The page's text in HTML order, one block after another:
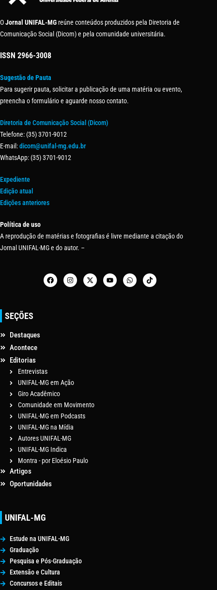
OJornal UNIFAL-MG reúne conteúdos produzidos pela Diretoria de
Comunicação Social (Dicom) e pela comunidade universitária.
ISSN 2966-3008
Sugestão de Pauta
Para sugerir pauta, solicitar a publicação de uma matéria ou evento,
preencha o formulário e aguarde nosso contato.
Diretoria de Comunicação Social (Dicom)
Telefone: (35) 3701-9012
E-mail:dicom@unifal-mg.edu.br
WhatsApp: (35) 3701-9012
Expediente
Edição atual
Edições anteriores
Política de uso
A reprodução de matérias e fotografias é livre mediante a citação do
Jornal UNIFAL-MG e do autor. –
SEÇÕES
Destaques
Acontece
Editorias
Entrevistas
UNIFAL-MG em Ação
Giro Acadêmico
Comunidade em Movimento
UNIFAL-MG em Podcasts
UNIFAL-MG na Mídia
Autores UNIFAL-MG
UNIFAL-MG Indica
Montra - por Eloésio Paulo
Artigos
Oportunidades
UNIFAL-MG
Estude na UNIFAL-MG
Graduação
Pesquisa e Pós-Graduação
Extensão e Cultura
Concursos e Editais